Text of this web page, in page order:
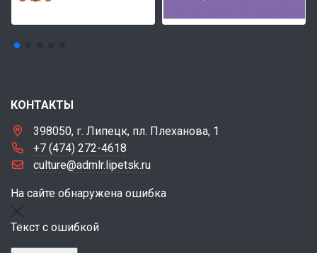
КОНТАКТЫ
398050, г. Липецк, пл. Плеханова, 1
+7 (474) 272-4618
culture@admlr.lipetsk.ru
На сайте обнаружена ошибка
Текст с ошибкой